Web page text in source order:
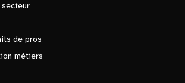
de pros
métiers